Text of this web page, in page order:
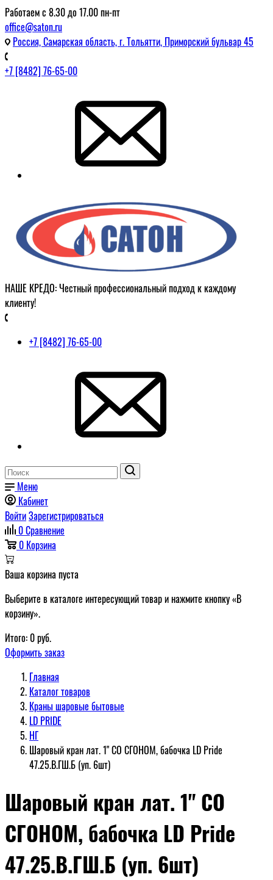
Работаем с 8.30 до 17.00 пн-пт
office@saton.ru
Россия, Самарская область, г. Тольятти, Приморский бульвар 45
+7 [8482] 76-65-00
НАШЕ КРЕДО: Честный профессиональный подход к каждому
клиенту!
+7 [8482] 76-65-00
Меню
Кабинет
ВойтиЗарегистрироваться
0Сравнение
0 Корзина
Ваша корзина пуста
Выберите в каталоге интересующий товар и нажмите кнопку «В
корзину».
Итого: 0руб.
Оформить заказ
Главная
Каталог товаров
Краны шаровые бытовые
LD PRIDE
НГ
Шаровый кран лат. 1" СО СГОНОМ, бабочка LD Pride
47.25.В.ГШ.Б (уп. 6шт)
Шаровый кран лат. 1" СО
СГОНОМ, бабочка LD Pride
47.25.В.ГШ.Б (уп. 6шт)